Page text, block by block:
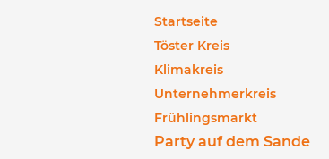
Startseite
Töster Kreis
Klimakreis
Unternehmerkreis
Frühlingsmarkt
Party auf dem Sande